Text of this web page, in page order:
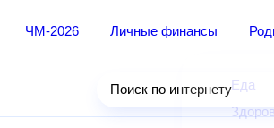
ЧМ-2026 Личные финансы
Еда
Поиск по интернету